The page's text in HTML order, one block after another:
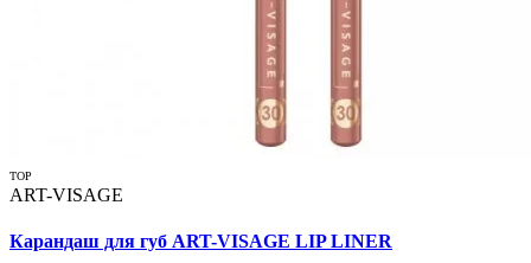
TOP
ART-VISAGE
Карандаш для губ ART-VISAGE LIP LINER